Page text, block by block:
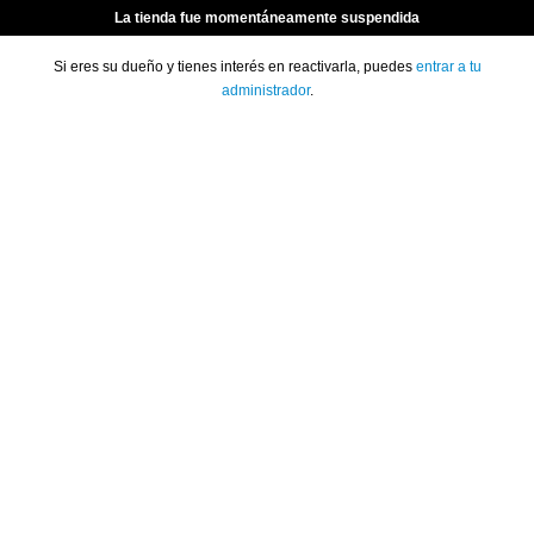
La tienda fue momentáneamente suspendida
Si eres su dueño y tienes interés en reactivarla, puedes entrar a tu
administrador.